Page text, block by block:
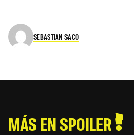
SEBASTIAN SACO
MÁS EN SPOILER